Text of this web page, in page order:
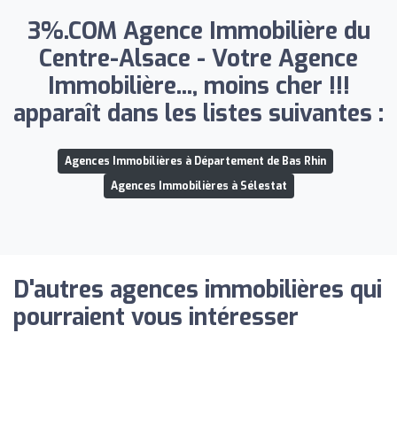
3%.COM Agence Immobilière du
Centre-Alsace - Votre Agence
Immobilière..., moins cher !!!
apparaît dans les listes suivantes :
Agences Immobilières à Département de Bas Rhin
Agences Immobilières à Sélestat
D'autres agences immobilières qui
pourraient vous intéresser